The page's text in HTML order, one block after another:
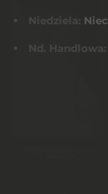
Niedziela:
Nd. Handlowa: